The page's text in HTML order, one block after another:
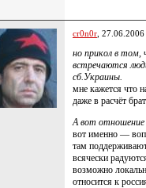
cr0n0r ,
но прикол в том,
встречаются
сб.Украины.
мне кажется что
даже в расчёт
А вот отношение
вот именно —
там
всячески
возможно
относится к